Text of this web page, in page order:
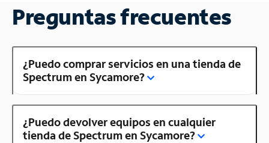
Preguntas frecuentes
¿Puedo comprar servicios en una tienda de
Spectrum en Sycamore?
¿Puedo devolver equipos en cualquier
tienda de Spectrum en Sycamore?